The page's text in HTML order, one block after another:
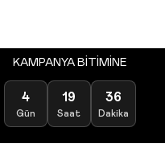
KAMPANYA BİTİMİNE
4
Gün
19
Saat
36
Dakika